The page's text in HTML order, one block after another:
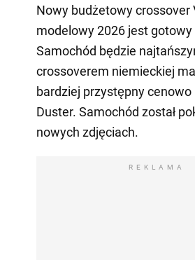
Nowy budżetowy crossover
modelowy 2026 jest gotowy
Samochód będzie
crossoverem niemieckiej
bardziej przystępny cenowo
Duster. Samochód został
nowych zdjęciach.
REKLAMA